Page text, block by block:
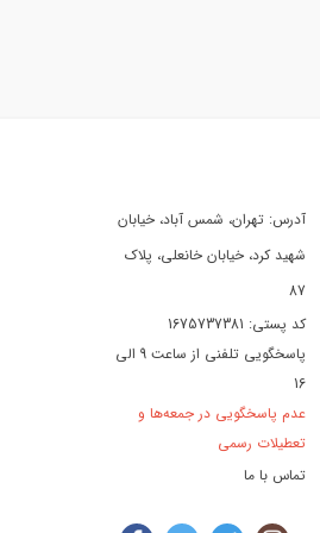
آدرس: تهران، شمس آباد، خیابان
شهید کرد، خیابان خانعلی، پلاک
87
کد پستی: 1675737381
پاسخگویی تلفنی از ساعت 9 الی
16
عدم پاسخگویی در جمعه‌ها و
تعطیلات رسمی
تماس با ما